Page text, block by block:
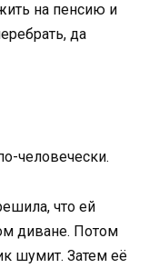
на пенсию и
да
человечески.
что ей
диване. Потом
шумит. Затем её